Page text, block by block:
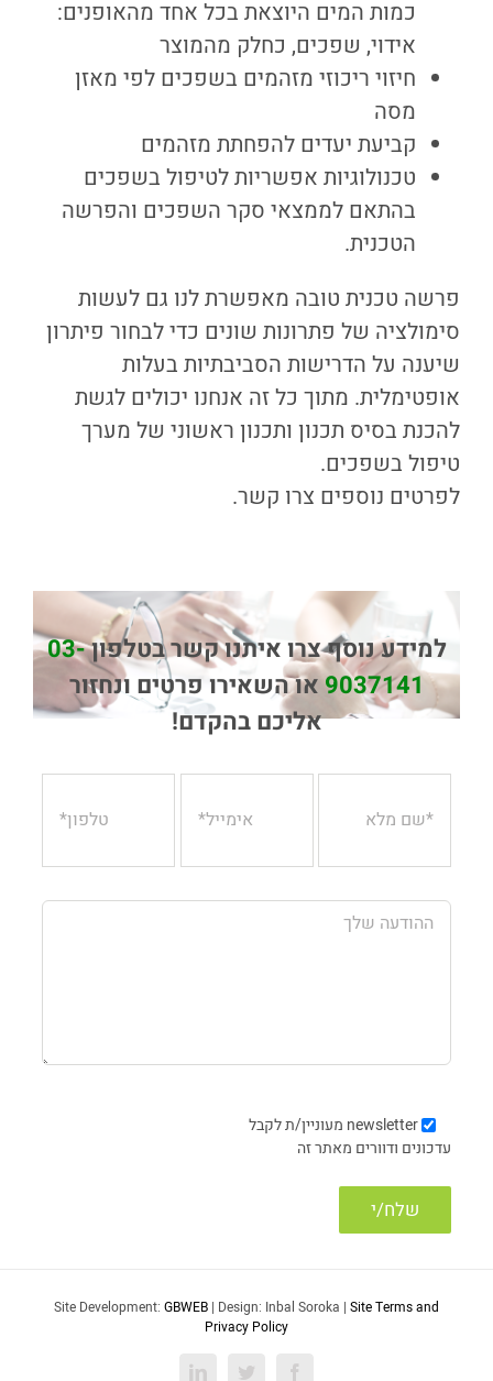
כמות המים היוצאת בכל אחד מהאופנים:
אידוי, שפכים, כחלק מהמוצר
חיזוי ריכוזי מזהמים בשפכים לפי מאזן
מסה
קביעת יעדים להפחתת מזהמים
טכנולוגיות אפשריות לטיפול בשפכים
בהתאם לממצאי סקר השפכים והפרשה
הטכנית.
פרשה טכנית טובה מאפשרת לנו גם לעשות
סימולציה של פתרונות שונים כדי לבחור פיתרון
שיענה על הדרישות הסביבתיות בעלות
אופטימלית. מתוך כל זה אנחנו יכולים לגשת
להכנת בסיס תכנון ותכנון ראשוני של מערך
טיפול בשפכים.
לפרטים נוספים צרו קשר.
למידע נוסף צרו איתנו קשר בטלפון03-
9037141או השאירו פרטים ונחזור
אליכם בהקדם!
newsletter מעוניין/ת לקבל
עדכונים ודוורים מאתר זה
Site Development: GBWEB | Design: Inbal Soroka | Site Terms and
Privacy Policy
Facebook
Twitter
LinkedIn